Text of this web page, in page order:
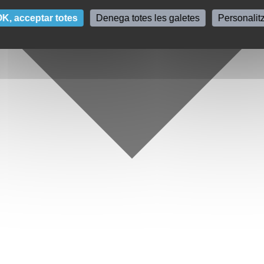
acceptar totes Denega totes les galetes